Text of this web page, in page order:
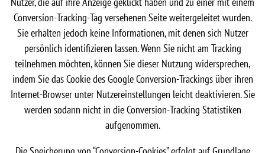
Conversion-Tracking-Tag versehenen Seite weitergeleitet wurden.
Sie erhalten jedoch keine Informationen, mit denen sich Nutzer
persönlich identifizieren lassen. Wenn Sie nicht am Tracking
teilnehmen möchten, können Sie dieser Nutzung widersprechen,
indem Sie das Cookie des Google Conversion-Trackings über ihren
Internet-Browser unter Nutzereinstellungen leicht deaktivieren. Sie
werden sodann nicht in die Conversion-Tracking Statistiken
aufgenommen.